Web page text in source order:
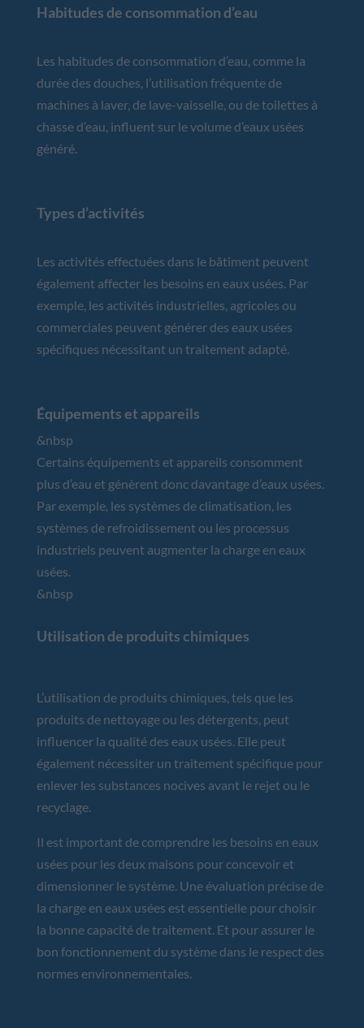
Habitudes de consommation d’eau
Les habitudes de consommation d’eau, comme la
durée des douches, l’utilisation fréquente de
machines à laver, de lave-vaisselle, ou de toilettes à
chasse d’eau, influent sur le volume d’eaux usées
généré.
Types d’activités
Les activités effectuées dans le bâtiment peuvent
également affecter les besoins en eaux usées. Par
exemple, les activités industrielles, agricoles ou
commerciales peuvent générer des eaux usées
spécifiques nécessitant un traitement adapté.
Équipements et appareils
&nbsp
Certains équipements et appareils consomment
plus d’eau et génèrent donc davantage d’eaux usées.
Par exemple, les systèmes de climatisation, les
systèmes de refroidissement ou les processus
industriels peuvent augmenter la charge en eaux
usées.
&nbsp
Utilisation de produits chimiques
L’utilisation de produits chimiques, tels que les
produits de nettoyage ou les détergents, peut
influencer la qualité des eaux usées. Elle peut
également nécessiter un traitement spécifique pour
enlever les substances nocives avant le rejet ou le
recyclage.
Il est important de comprendre les besoins en eaux
usées pour les deux maisons pour concevoir et
dimensionner le système. Une évaluation précise de
la charge en eaux usées est essentielle pour choisir
la bonne capacité de traitement. Et pour assurer le
bon fonctionnement du système dans le respect des
normes environnementales.